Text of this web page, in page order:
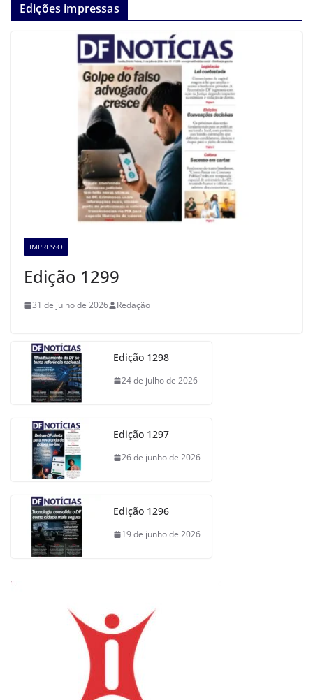
Edições impressas
IMPRESSO
Edição 1299
31 de julho de 2026 Redação
Edição 1298
24 de julho de 2026
Edição 1297
26 de junho de 2026
Edição 1296
19 de junho de 2026